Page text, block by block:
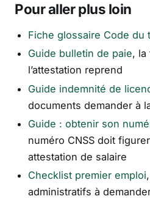
Pour aller plus loin
Fiche glossaire Code du
Guide bulletin de paie, la
l’attestation reprend
Guide indemnité de
documents demander à
Guide : obtenir son
numéro CNSS doit
attestation de salaire
Checklist premier emploi
administratifs à